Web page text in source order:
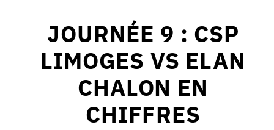
JOURNÉE 9 : CSP
LIMOGES VS ELAN
CHALON EN
CHIFFRES